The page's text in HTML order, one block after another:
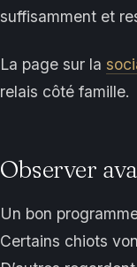
suffisamment et
La page sur la
relais côté famille.
Observer
Un bon
Certains chiots